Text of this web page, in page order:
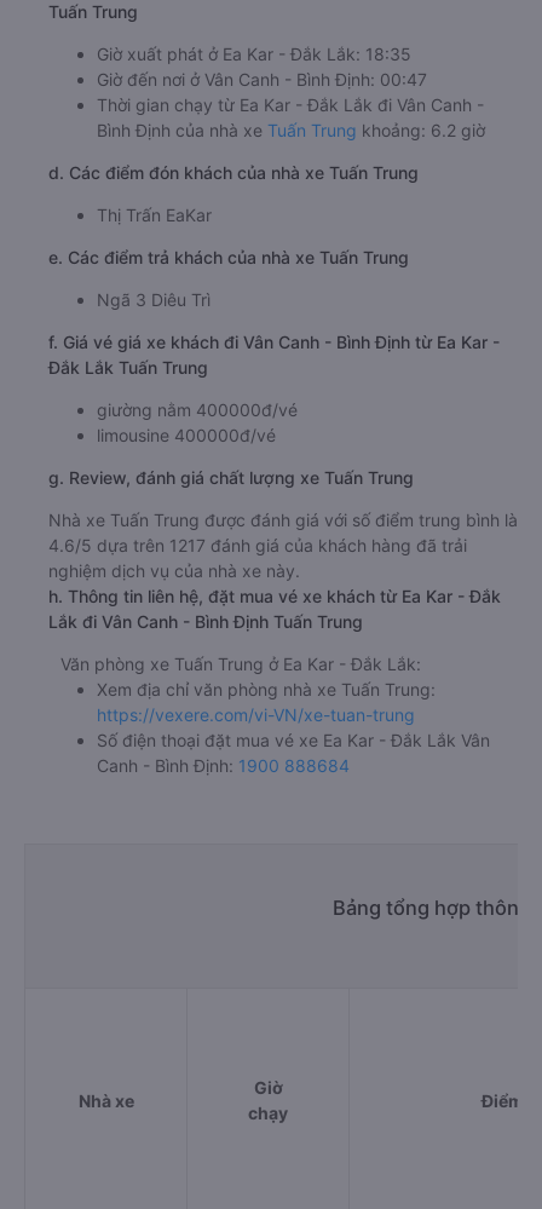
Xem địa chỉ văn phòng nhà xe Thanh Nhã:
https://vexere.com/vi-VN/xe-thanh-nha
Số điện thoại đặt mua vé xe Ea Kar - Đắk Lắk Vân
Canh - Bình Định: 1900 888684
🚌 3. Xe Tuấn Trung khởi hành tại QL26, Thị Trấn
a. Giới thiệu xe Tuấn Trung
Nhiều khách hàng khi di chuyển trên tuyến đường từ Ea
tưởng lựa chọn dịch vụ của hãng xe Tuấn Trung. Phần lớn
khách hàng đều cảm thấy hài lòng và muốn tiếp tục sử
Canh - Bình Định từ Ea Kar - Đắk Lắk luôn sẵn sàng lắng
nghe và từng bước cải thiện những mặt còn hạn chế,
mang đến cho khách hàng những chuyến đi tuyệt vời
b. Hình ảnh xe Tuấn Trung
c. Lộ trình, giờ khởi hành và giờ kết thúc của xe khách
Giờ xuất phát ở Ea Kar - Đắk Lắk: 18:35
Giờ đến nơi ở Vân Canh - Bình Định: 00:47
Thời gian chạy từ Ea Kar - Đắk Lắk đi Vân Canh -
Bình Định của nhà xe Tuấn Trung
g. Review, đánh giá chất lượng xe Tuấn Trung